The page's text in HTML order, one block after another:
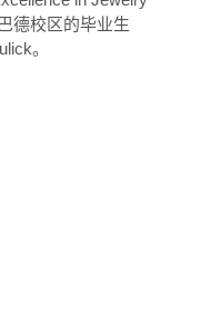
德校区的毕业生
。